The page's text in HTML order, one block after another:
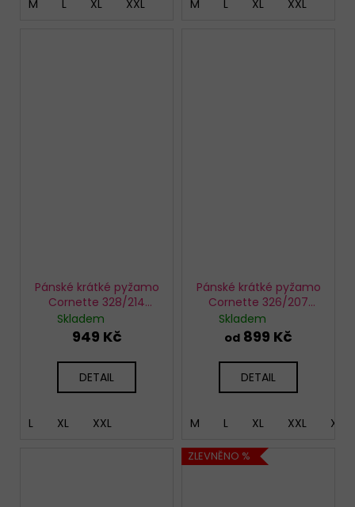
M L XL XXL M L XL XXL
Pánské krátké pyžamo
Cornette 328/214
Montana 3
Skladem
949 Kč
DETAIL
L XL XXL
Pánské krátké pyžamo
Cornette 326/207
Beer
Skladem
od 899 Kč
DETAIL
M L XL XXL
ZLEVNĚNO %